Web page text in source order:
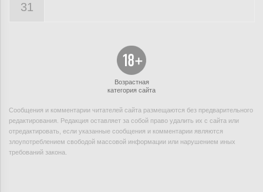
31
Возрастная
категория сайта
Сообщения и комментарии читателей сайта размещаются без предварительного
редактирования. Редакция оставляет за собой право удалить их с сайта или
отредактировать, если указанные сообщения и комментарии являются
злоупотреблением свободой массовой информации или нарушением иных
требований закона.